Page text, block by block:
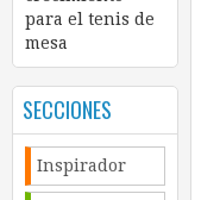
para el tenis de
mesa
SECCIONES
Inspirador